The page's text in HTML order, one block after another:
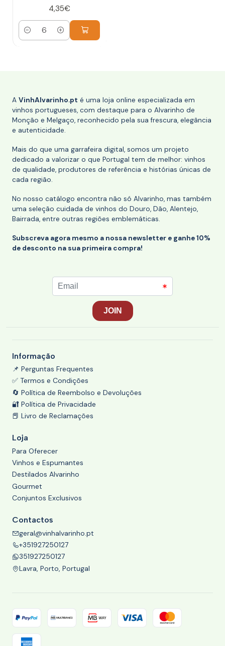
4,35€
Quantidade
A VinhAlvarinho.pt é uma loja online especializada em
vinhos portugueses, com destaque para o Alvarinho de
Monção e Melgaço, reconhecido pela sua frescura, elegância
e autenticidade.
Mais do que uma garrafeira digital, somos um projeto
dedicado a valorizar o que Portugal tem de melhor: vinhos
de qualidade, produtores de referência e histórias únicas de
cada região.
No nosso catálogo encontra não só Alvarinho, mas também
uma seleção cuidada de vinhos do Douro, Dão, Alentejo,
Bairrada, entre outras regiões emblemáticas.
Subscreva agora mesmo a nossa newsletter e ganhe 10%
de desconto na sua primeira compra!
Informação
📌 Perguntas Frequentes
✅ Termos e Condições
🔄 Política de Reembolso e Devoluções
🔐 Política de Privacidade
📕 Livro de Reclamações
Loja
Para Oferecer
Vinhos e Espumantes
Destilados Alvarinho
Gourmet
Conjuntos Exclusivos
Contactos
geral@vinhalvarinho.pt
+351927250127
351927250127
Lavra, Porto, Portugal